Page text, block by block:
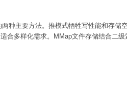
种主要方法。推模式牺牲写性能和存储
合多样化需求。MMap文件存储结合二